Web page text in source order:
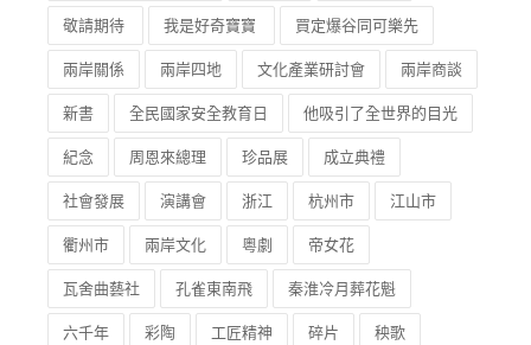
敬請期待 我是好奇寶寶 買定爆谷同可樂先
兩岸關係 兩岸四地 文化產業研討會 兩岸商談
新書 全民國家安全教育日 他吸引了全世界的目光
紀念 周恩來總理 珍品展 成立典禮
社會發展 演講會 浙江 杭州市 江山市
衢州市 兩岸文化 粵劇 帝女花
瓦舍曲藝社 孔雀東南飛 秦淮冷月葬花魁
六千年 彩陶 工匠精神 碎片 秧歌